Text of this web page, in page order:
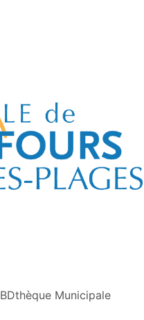
BDthèque Municipale